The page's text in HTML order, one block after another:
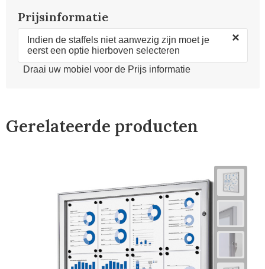
Prijsinformatie
Indien de staffels niet aanwezig zijn moet je
eerst een optie hierboven selecteren
×
Draai uw mobiel voor de Prijs informatie
Gerelateerde producten